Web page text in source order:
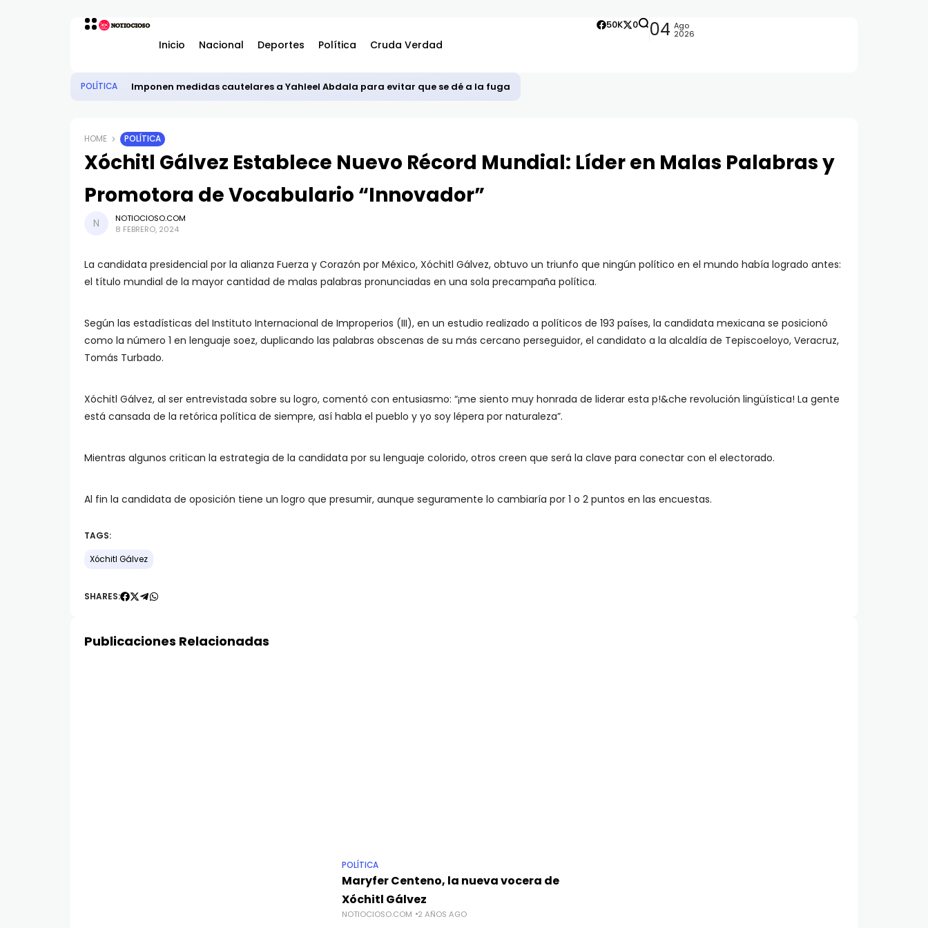
Inicio Nacional Deportes Política Cruda Verdad
50K 0 04 Ago
2026
POLÍTICA Imponen medidas cautelares a Yahleel Abdala para evitar que se dé a la fuga
HOME POLÍTICA
Xóchitl Gálvez Establece Nuevo Récord Mundial: Líder en Malas Palabras y
Promotora de Vocabulario “Innovador”
NOTIOCIOSO.COM
8 FEBRERO, 2024
La candidata presidencial por la alianza Fuerza y Corazón por México, Xóchitl Gálvez, obtuvo un triunfo que ningún político en el mundo había logrado antes:
el título mundial de la mayor cantidad de malas palabras pronunciadas en una sola precampaña política.
Según las estadísticas del Instituto Internacional de Improperios (III), en un estudio realizado a políticos de 193 países, la candidata mexicana se posicionó
como la número 1 en lenguaje soez, duplicando las palabras obscenas de su más cercano perseguidor, el candidato a la alcaldía de Tepiscoeloyo, Veracruz,
Tomás Turbado.
Xóchitl Gálvez, al ser entrevistada sobre su logro, comentó con entusiasmo: “¡me siento muy honrada de liderar esta p!&che revolución lingüística! La gente
está cansada de la retórica política de siempre, así habla el pueblo y yo soy lépera por naturaleza”.
Mientras algunos critican la estrategia de la candidata por su lenguaje colorido, otros creen que será la clave para conectar con el electorado.
Al fin la candidata de oposición tiene un logro que presumir, aunque seguramente lo cambiaría por 1 o 2 puntos en las encuestas.
TAGS:
Xóchitl Gálvez
SHARES:
Publicaciones Relacionadas
POLÍTICA
Maryfer Centeno, la nueva vocera de
Xóchitl Gálvez
NOTIOCIOSO.COM 2 AÑOS AGO